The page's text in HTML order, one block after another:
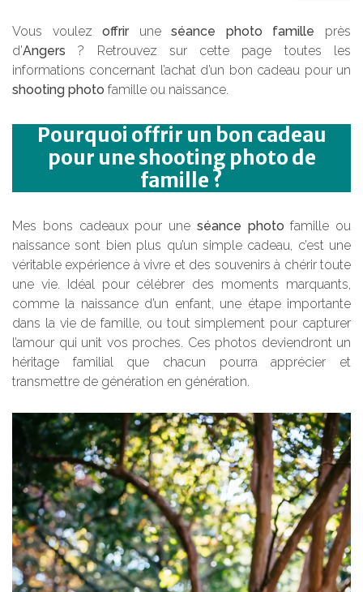
Vous voulezoffrir uneséance photo famille près
d’Angers ? Retrouvez sur cette page toutes les
informations concernant l’achat d’un bon cadeau pour un
shooting photo famille ou naissance.
Pourquoi offrir un bon cadeau
pour une shooting photo de
famille ?
Mes bons cadeaux pour une séance photo famille ou
naissance sont bien plus qu’un simple cadeau, c’est une
véritable expérience à vivre et des souvenirs à chérir toute
une vie. Idéal pour célébrer des moments marquants,
comme la naissance d’un enfant, une étape importante
dans la vie de famille, ou tout simplement pour capturer
l’amour qui unit vos proches. Ces photos deviendront un
héritage familial que chacun pourra apprécier et
transmettre de génération en génération.